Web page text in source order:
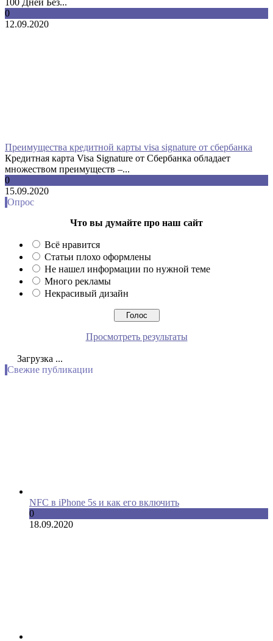
100 Дней Без...
0
12.09.2020
Преимущества кредитной карты visa signature от сбербанка
Кредитная карта Visa Signature от Сбербанка обладает
множеством преимуществ –...
0
15.09.2020
Опрос
Что вы думайте про наш сайт
Всё нравится
Статьи плохо оформлены
Не нашел информации по нужной теме
Много рекламы
Некрасивый дизайн
Просмотреть результаты
Загрузка ...
Свежие публикации
NFC в iPhone 5s и как его включить
0
18.09.2020